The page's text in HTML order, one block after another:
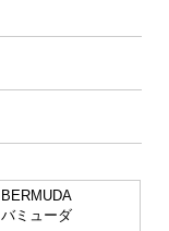
BERMUDA
バミューダ